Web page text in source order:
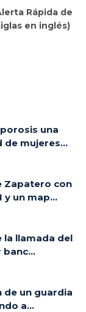
Rápida de
en inglés)
una
de mujeres...
Zapatero con
y un map...
la llamada del
de un guardia
a...